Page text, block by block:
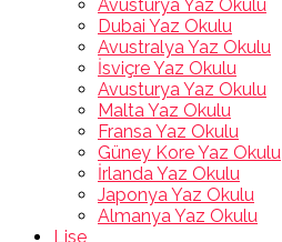
Avusturya Yaz Okulu
Dubai Yaz Okulu
Avustralya Yaz Okulu
İsviçre Yaz Okulu
Avusturya Yaz Okulu
Malta Yaz Okulu
Fransa Yaz Okulu
Güney Kore Yaz Okulu
İrlanda Yaz Okulu
Japonya Yaz Okulu
Almanya Yaz Okulu
Lise